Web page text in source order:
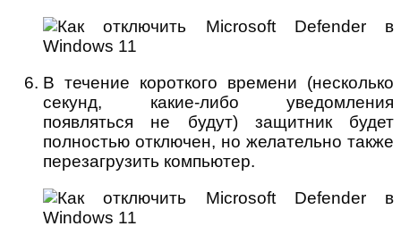
В течение короткого времени (несколько
секунд, какие-либо уведомления
появляться не будут) защитник будет
полностью отключен, но желательно также
перезагрузить компьютер.